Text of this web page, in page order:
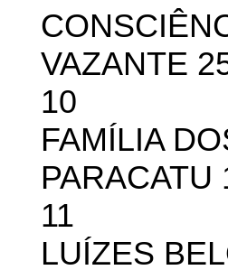
VAZANTE
10
FAMÍLIA
PARACATU
11
LUÍZES